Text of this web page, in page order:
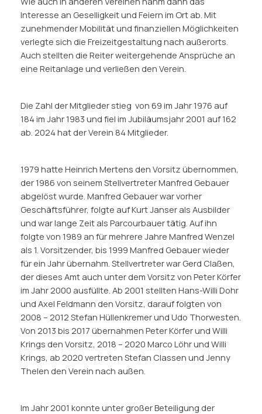
Interesse an Geselligkeit und Feiern im Ort ab. Mit
zunehmender Mobilität und finanziellen Möglichkeiten
verlegte sich die Freizeitgestaltung nach außerorts.
Auch stellten die Reiter weitergehende Ansprüche an
eine Reitanlage und verließen den Verein.
Die Zahl der Mitglieder stieg von 69 im Jahr 1976 auf
184 im Jahr 1983 und fiel im Jubiläumsjahr 2001 auf 162
ab. 2024 hat der Verein 84 Mitglieder.
1979 hatte Heinrich Mertens den Vorsitz übernommen,
der 1986 von seinem Stellvertreter Manfred Gebauer
abgelöst wurde. Manfred Gebauer war vorher
Geschäftsführer, folgte auf Kurt Janser als Ausbilder
und war lange Zeit als Parcourbauer tätig. Auf ihn
folgte von 1989 an für mehrere Jahre Manfred Wenzel
als 1. Vorsitzender, bis 1999 Manfred Gebauer wieder
für ein Jahr übernahm. Stellvertreter war Gerd Claßen,
der dieses Amt auch unter dem Vorsitz von Peter Körfer
im Jahr 2000 ausfüllte. Ab 2001 stellten Hans-Willi Dohr
und Axel Feldmann den Vorsitz, darauf folgten von
2008 – 2012 Stefan Hüllenkremer und Udo Thorwesten.
Von 2013 bis 2017 übernahmen Peter Körfer und Willi
Krings den Vorsitz, 2018 – 2020 Marco Löhr und Willi
Krings, ab 2020 vertreten Stefan Classen und Jenny
Thelen den Verein nach außen.
Im Jahr 2001 konnte unter großer Beteiligung der